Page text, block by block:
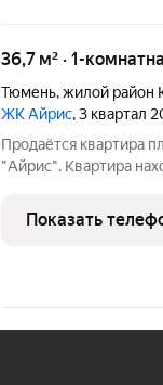
36,7 м² · 1-
Тюмень,жилой район
ЖК Айрис, 3 квартал
Продаётся квартира
"Айрис". Квартира
особенностей планировки изолированные комнаты с
одну сторону, 1
Показать